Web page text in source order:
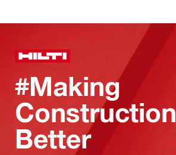
#Making
Construction
Better